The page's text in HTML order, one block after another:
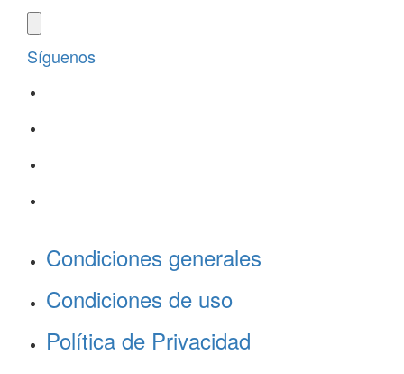
Síguenos
Condiciones generales
Condiciones de uso
Política de Privacidad